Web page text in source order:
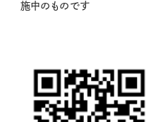
施中のものです